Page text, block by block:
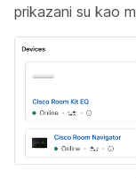
prikazani su kao